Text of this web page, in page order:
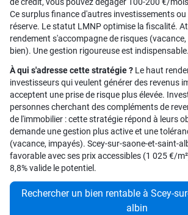
Ce surplus finance d'autres investissements
réserve. Le statut LMNP optimise la fiscalité.
rendement s'accompagne de risques
bien). Une gestion rigoureuse est indispensable.
À qui s'adresse cette stratégie ? Le haut
investisseurs qui veulent générer des revenus
acceptent une prise de risque plus élevée.
personnes cherchant des compléments de
de l'immobilier : cette stratégie répond à leurs
demande une gestion plus active et une
(vacance, impayés). Scey-sur-saone-et-saint-
favorable avec ses prix accessibles (1 025 €/
8,8% valide le potentiel.
Rechercher un bien rentable à Scey-
albin